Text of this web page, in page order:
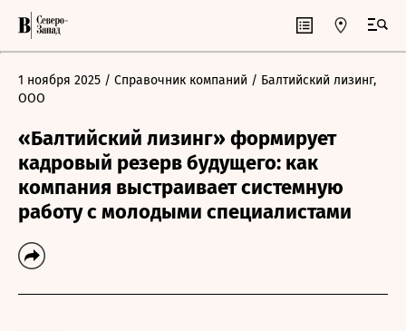
1 ноября 2025 / Справочник компаний / Балтийский лизинг,
ООО
«Балтийский лизинг» формирует
кадровый резерв будущего: как
компания выстраивает системную
работу с молодыми специалистами